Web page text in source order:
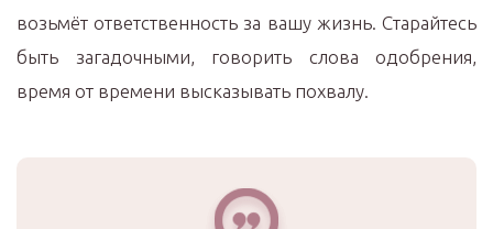
возьмёт ответственность за вашу жизнь. Старайтесь
быть загадочными, говорить слова одобрения,
время от времени высказывать похвалу.